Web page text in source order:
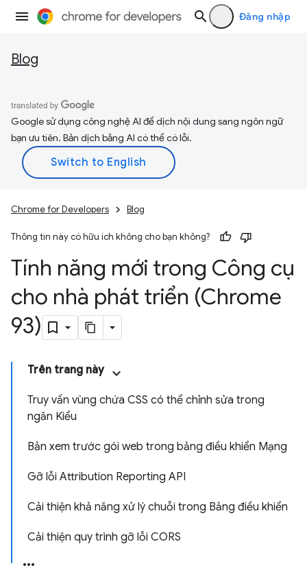
Đăng nhập
Blog
Google sử dụng công nghệ AI để dịch nội dung sang ngôn ngữ
bạn ưu tiên. Bản dịch bằng AI có thể có lỗi.
Chrome for Developers Blog
Thông tin này có hữu ích không cho bạn không?
Tính năng mới trong Công cụ
cho nhà phát triển (Chrome
93)
Trên trang này
Truy vấn vùng chứa CSS có thể chỉnh sửa trong
ngăn Kiểu
Bản xem trước gói web trong bảng điều khiển Mạng
Gỡ lỗi Attribution Reporting API
Cải thiện khả năng xử lý chuỗi trong Bảng điều khiển
Cải thiện quy trình gỡ lỗi CORS